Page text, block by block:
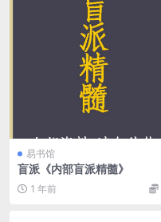
易书馆
盲派《内部盲派精髓》
1 年前